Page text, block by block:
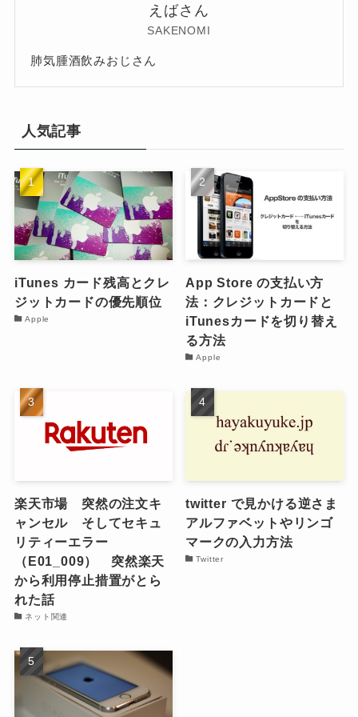
えばさん
SAKENOMI
肺気腫酒飲みおじさん
人気記事
iTunes カード残高とクレ
ジットカードの優先順位
Apple
App Store の支払い方
法：クレジットカードと
iTunesカードを切り替え
る方法
Apple
楽天市場 突然の注文キ
ャンセル そしてセキュ
リティーエラー
（E01_009） 突然楽天
から利用停止措置がとら
れた話
ネット関連
twitter で見かける逆さま
アルファベットやリンゴ
マークの入力方法
Twitter